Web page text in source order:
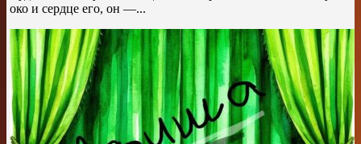
око и сердце его, он —...